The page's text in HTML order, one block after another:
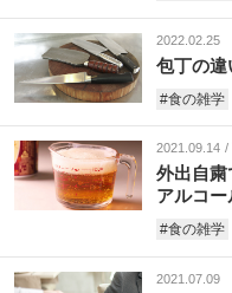
包丁の違
2022.02.25
#食の雑学
外出自粛
アルコ
2021.09.14
#食の雑学
2021.07.09